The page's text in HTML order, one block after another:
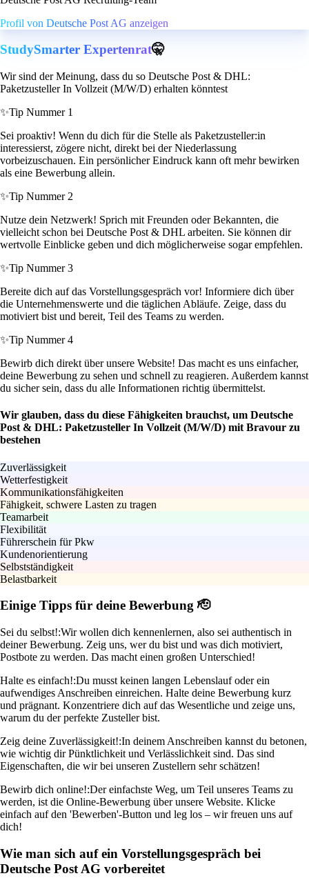
Profil von Deutsche Post AG anzeigen
StudySmarter Expertenrat🤫
Wir sind der Meinung, dass du so Deutsche Post & DHL:
Paketzusteller In Vollzeit (M/W/D) erhalten könntest
✨Tip Nummer 1
Sei proaktiv! Wenn du dich für die Stelle als Paketzusteller:in
interessierst, zögere nicht, direkt bei der Niederlassung
vorbeizuschauen. Ein persönlicher Eindruck kann oft mehr bewirken
als eine Bewerbung allein.
✨Tip Nummer 2
Nutze dein Netzwerk! Sprich mit Freunden oder Bekannten, die
vielleicht schon bei Deutsche Post & DHL arbeiten. Sie können dir
wertvolle Einblicke geben und dich möglicherweise sogar empfehlen.
✨Tip Nummer 3
Bereite dich auf das Vorstellungsgespräch vor! Informiere dich über
die Unternehmenswerte und die täglichen Abläufe. Zeige, dass du
motiviert bist und bereit, Teil des Teams zu werden.
✨Tip Nummer 4
Bewirb dich direkt über unsere Website! Das macht es uns einfacher,
deine Bewerbung zu sehen und schnell zu reagieren. Außerdem kannst
du sicher sein, dass du alle Informationen richtig übermittelst.
Wir glauben, dass du diese Fähigkeiten brauchst, um Deutsche
Post & DHL: Paketzusteller In Vollzeit (M/W/D) mit Bravour zu
bestehen
Zuverlässigkeit
Wetterfestigkeit
Kommunikationsfähigkeiten
Fähigkeit, schwere Lasten zu tragen
Teamarbeit
Flexibilität
Führerschein für Pkw
Kundenorientierung
Selbstständigkeit
Belastbarkeit
Einige Tipps für deine Bewerbung 🫡
Sei du selbst!:Wir wollen dich kennenlernen, also sei authentisch in
deiner Bewerbung. Zeig uns, wer du bist und was dich motiviert,
Postbote zu werden. Das macht einen großen Unterschied!
Halte es einfach!:Du musst keinen langen Lebenslauf oder ein
aufwendiges Anschreiben einreichen. Halte deine Bewerbung kurz
und prägnant. Konzentriere dich auf das Wesentliche und zeige uns,
warum du der perfekte Zusteller bist.
Zeig deine Zuverlässigkeit!:In deinem Anschreiben kannst du betonen,
wie wichtig dir Pünktlichkeit und Verlässlichkeit sind. Das sind
Eigenschaften, die wir bei unseren Zustellern sehr schätzen!
Bewirb dich online!:Der einfachste Weg, um Teil unseres Teams zu
werden, ist die Online-Bewerbung über unsere Website. Klicke
einfach auf den 'Bewerben'-Button und leg los – wir freuen uns auf
dich!
Wie man sich auf ein Vorstellungsgespräch bei
Deutsche Post AG vorbereitet